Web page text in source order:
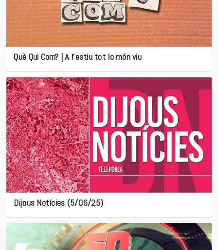
Què Qui Com? | A l’estiu tot lo món viu
Dijous Notícies (5/06/25)